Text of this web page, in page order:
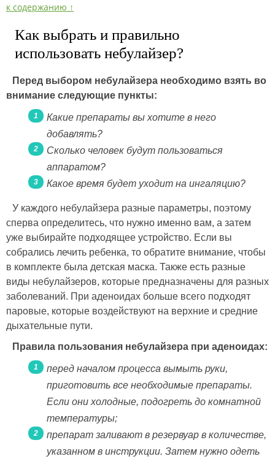
к содержанию ↑
Как выбрать и правильно
использовать небулайзер?
Перед выбором небулайзера необходимо взять во
внимание следующие пункты:
Какие препараты вы хотите в него
добавлять?
Сколько человек будут пользоваться
аппаратом?
Какое время будет уходит на ингаляцию?
У каждого небулайзера разные параметры, поэтому
сперва определитесь, что нужно именно вам, а затем
уже выбирайте подходящее устройство. Если вы
собрались лечить ребенка, то обратите внимание, чтобы
в комплекте была детская маска. Также есть разные
виды небулайзеров, которые предназначены для разных
заболеваний. При аденоидах больше всего подходят
паровые, которые воздействуют на верхние и средние
дыхательные пути.
Правила пользования небулайзера при аденоидах:
перед началом процесса вымыть руки,
приготовить все необходимые препараты.
Если они холодные, подогреть до комнатной
температуры;
препарат заливают в резервуар в количестве,
указанном в инструкции. Затем нужно одеть